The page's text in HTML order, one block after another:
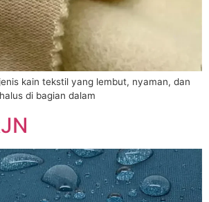
kain tekstil yang lembut, nyaman, dan
di bagian dalam